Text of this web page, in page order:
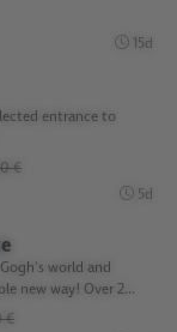
15d
entrance to
€
5d
world and
new way! Over 2...
€